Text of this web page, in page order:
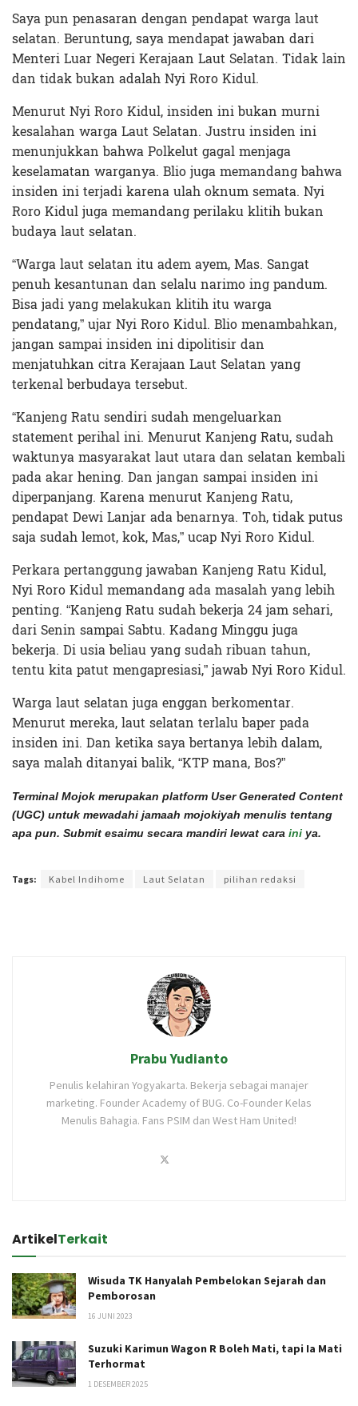
Saya pun penasaran dengan pendapat warga laut
selatan. Beruntung, saya mendapat jawaban dari
Menteri Luar Negeri Kerajaan Laut Selatan. Tidak lain
dan tidak bukan adalah Nyi Roro Kidul.
Menurut Nyi Roro Kidul, insiden ini bukan murni
kesalahan warga Laut Selatan. Justru insiden ini
menunjukkan bahwa Polkelut gagal menjaga
keselamatan warganya. Blio juga memandang bahwa
insiden ini terjadi karena ulah oknum semata. Nyi
Roro Kidul juga memandang perilaku klitih bukan
budaya laut selatan.
“Warga laut selatan itu adem ayem, Mas. Sangat
penuh kesantunan dan selalu narimo ing pandum.
Bisa jadi yang melakukan klitih itu warga
pendatang,” ujar Nyi Roro Kidul. Blio menambahkan,
jangan sampai insiden ini dipolitisir dan
menjatuhkan citra Kerajaan Laut Selatan yang
terkenal berbudaya tersebut.
“Kanjeng Ratu sendiri sudah mengeluarkan
statement perihal ini. Menurut Kanjeng Ratu, sudah
waktunya masyarakat laut utara dan selatan kembali
pada akar hening. Dan jangan sampai insiden ini
diperpanjang. Karena menurut Kanjeng Ratu,
pendapat Dewi Lanjar ada benarnya. Toh, tidak putus
saja sudah lemot, kok, Mas,” ucap Nyi Roro Kidul.
Perkara pertanggung jawaban Kanjeng Ratu Kidul,
Nyi Roro Kidul memandang ada masalah yang lebih
penting. “Kanjeng Ratu sudah bekerja 24 jam sehari,
dari Senin sampai Sabtu. Kadang Minggu juga
bekerja. Di usia beliau yang sudah ribuan tahun,
tentu kita patut mengapresiasi,” jawab Nyi Roro Kidul.
Warga laut selatan juga enggan berkomentar.
Menurut mereka, laut selatan terlalu baper pada
insiden ini. Dan ketika saya bertanya lebih dalam,
saya malah ditanyai balik, “KTP mana, Bos?”
Terminal Mojok merupakan platform User Generated Content
(UGC) untuk mewadahi jamaah mojokiyah menulis tentang
apa pun. Submit esaimu secara mandiri lewat cara ini ya.
Tags: Kabel Indihome Laut Selatan pilihan redaksi
Prabu Yudianto
Penulis kelahiran Yogyakarta. Bekerja sebagai manajer
marketing. Founder Academy of BUG. Co-Founder Kelas
Menulis Bahagia. Fans PSIM dan West Ham United!
ArtikelTerkait
Wisuda TK Hanyalah Pembelokan Sejarah dan
Pemborosan
16 JUNI 2023
Suzuki Karimun Wagon R Boleh Mati, tapi Ia Mati
Terhormat
1 DESEMBER 2025